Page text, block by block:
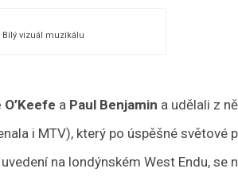
Bílý vizuál muzikálu
a Paul Benjamin a udělali z
i MTV), který po úspěšné světové
na londýnském West Endu, se